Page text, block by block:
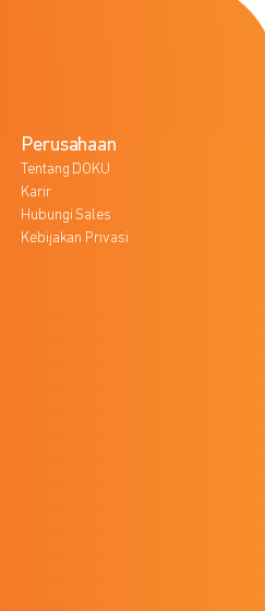
Perusahaan
Tentang DOKU
Karir
Hubungi Sales
Kebijakan Privasi